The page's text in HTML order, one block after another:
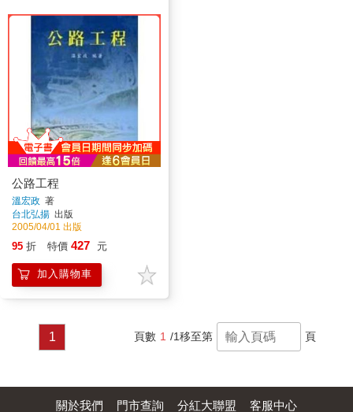
公路工程
溫宏政 著
台北弘揚 出版
2005/04/01 出版
95 折 特價 427 元
加入購物車
1 頁數 1 /1移至第 頁
關於我們 門市查詢 分紅大聯盟 客服中心